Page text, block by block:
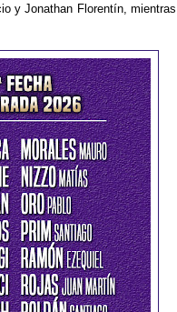
y Jonathan Florentín, mientras